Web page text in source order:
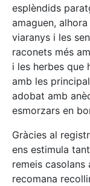
esplèndids
amaguen,
viaranys i les
raconets més
i les herbes que
amb les
adobat amb
esmorzars en
Gràcies al
ens estimula
remeis
recomana